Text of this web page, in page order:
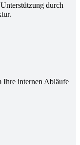
durch
Ihre internen Abläufe